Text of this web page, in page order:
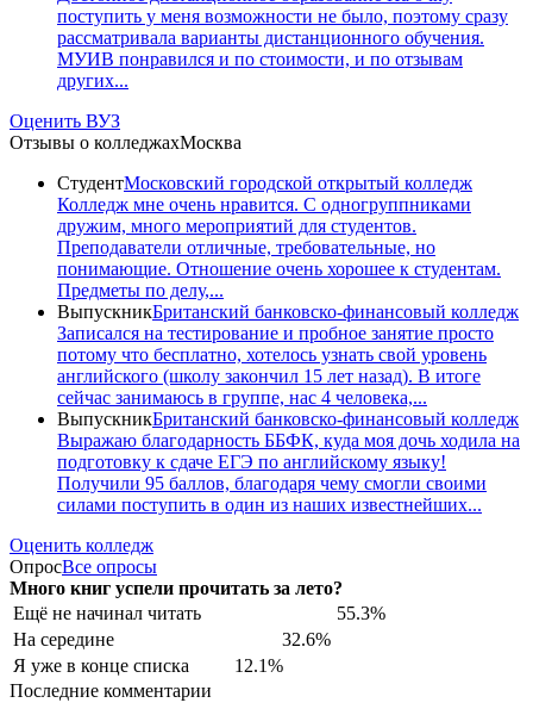
поступить у меня возможности не было, поэтому сразу
рассматривала варианты дистанционного обучения.
МУИВ понравился и по стоимости, и по отзывам
других...
Оценить ВУЗ
Отзывы о колледжахМосква
СтудентМосковский городской открытый колледж
Колледж мне очень нравится. С одногруппниками
дружим, много мероприятий для студентов.
Преподаватели отличные, требовательные, но
понимающие. Отношение очень хорошее к студентам.
Предметы по делу,...
ВыпускникБританский банковско-финансовый колледж
Записался на тестирование и пробное занятие просто
потому что бесплатно, хотелось узнать свой уровень
английского (школу закончил 15 лет назад). В итоге
сейчас занимаюсь в группе, нас 4 человека,...
ВыпускникБританский банковско-финансовый колледж
Выражаю благодарность ББФК, куда моя дочь ходила на
подготовку к сдаче ЕГЭ по английскому языку!
Получили 95 баллов, благодаря чему смогли своими
силами поступить в один из наших известнейших...
Оценить колледж
ОпросВсе опросы
Много книг успели прочитать за лето?
Ещё не начинал читать
55.3%
На середине
32.6%
Я уже в конце списка
12.1%
Последние комментарии